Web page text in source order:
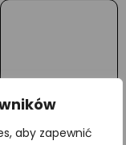
aby zapewnić